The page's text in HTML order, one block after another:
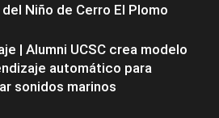
Niño de Cerro El Plomo
| Alumni UCSC crea modelo
automático para
sonidos marinos